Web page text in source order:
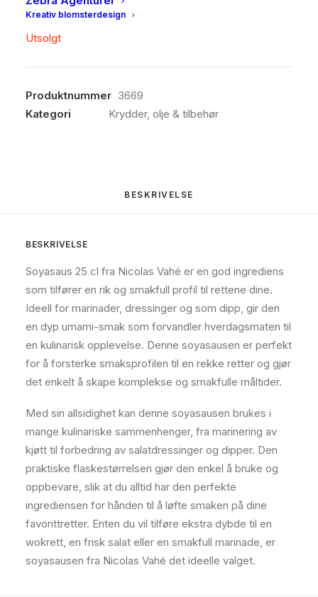
Kreativ blomsterdesign
soyasausen fra Nicolas Vahé det ideelle valget.
Utsolgt
Produktnummer 3669
Kategori
Krydder, olje & tilbehør
BESKRIVELSE
BESKRIVELSE
Soyasaus 25 cl fra Nicolas Vahé er en god ingrediens
som tilfører en rik og smakfull profil til rettene dine.
Ideell for marinader, dressinger og som dipp, gir den
en dyp umami-smak som forvandler hverdagsmaten til
en kulinarisk opplevelse. Denne soyasausen er perfekt
for å forsterke smaksprofilen til en rekke retter og gjør
det enkelt å skape komplekse og smakfulle måltider.
Med sin allsidighet kan denne soyasausen brukes i
mange kulinariske sammenhenger, fra marinering av
kjøtt til forbedring av salatdressinger og dipper. Den
praktiske flaskestørrelsen gjør den enkel å bruke og
oppbevare, slik at du alltid har den perfekte
ingrediensen for hånden til å løfte smaken på dine
favorittretter. Enten du vil tilføre ekstra dybde til en
wokrett, en frisk salat eller en smakfull marinade, er
soyasausen fra Nicolas Vahé det ideelle valget.